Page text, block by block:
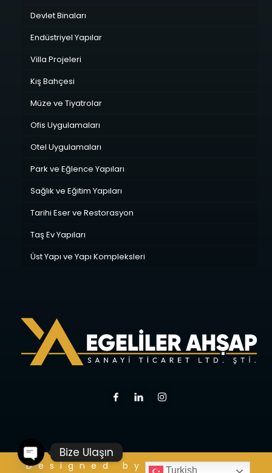
Devlet Binaları
Endüstriyel Yapılar
Villa Projeleri
Kış Bahçesi
Müze ve Tiyatrolar
Ofis Uygulamaları
Otel Uygulamaları
Park ve Eğlence Yapıları
Sağlık ve Eğitim Yapıları
Tarihi Eser ve Restorasyon
Taş Ev Yapıları
Üst Yapı ve Yapı Kompleksleri
Designed by:KREASIST
Turkish
Bize Ulaşın
O
p
e
n
c
h
at